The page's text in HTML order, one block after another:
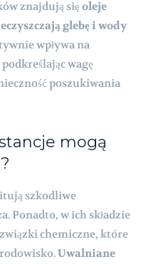
znajdują się oleje
glebę i wody
wpływa na
wagę
poszukiwania
mogą
szkodliwe
Ponadto, w ich składzie
chemiczne, które
Uwalniane